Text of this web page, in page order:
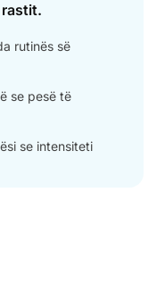
rastit.
rutinës së
se pesë të
se intensiteti